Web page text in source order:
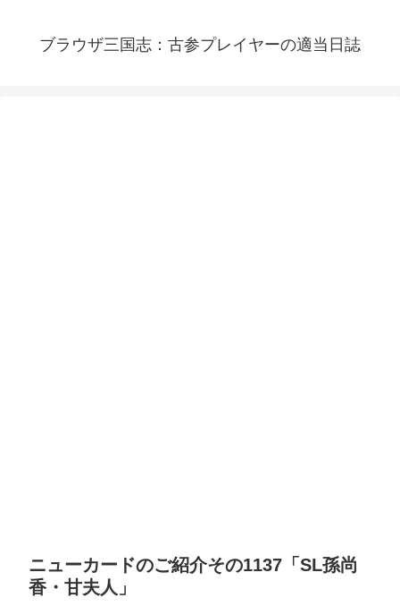
ブラウザ三国志：古参プレイヤーの適当日誌
ニューカードのご紹介その1137「SL孫尚
香・甘夫人」